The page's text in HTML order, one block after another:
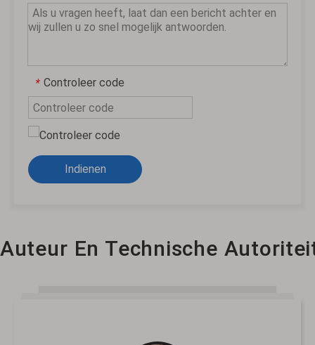
* Controleer code
Indienen
Auteur En Technische